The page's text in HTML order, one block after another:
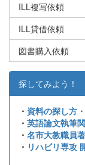
ILL複写依頼
ILL貸借依頼
図書購入依頼
探してみよう！
・ 資料の探し方
・ 英語論文執筆
・ 名市大教職員
・ リハビリ専攻